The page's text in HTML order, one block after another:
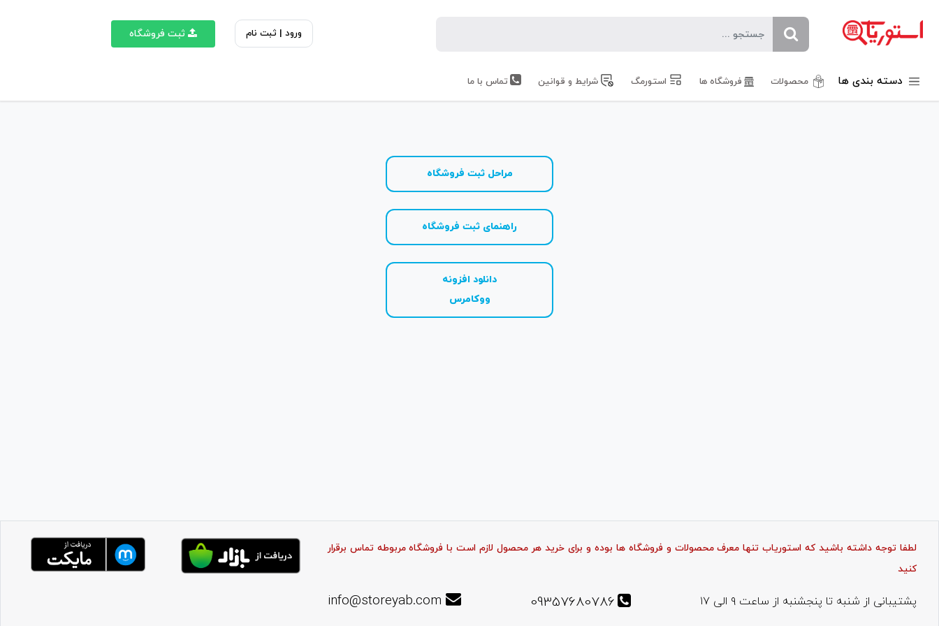
ورود | ثبت نام ثبت فروشگاه
دسته بندی ها محصولات فروشگاه ها استورمگ شرایط و قوانین تماس با ما
مراحل ثبت فروشگاه
راهنمای ثبت فروشگاه
دانلود افزونه
ووکامرس
لطفا توجه داشته باشید که استوریاب تنها معرف محصولات و فروشگاه ها بوده و برای خرید هر محصول لازم است با فروشگاه مربوطه تماس برقرار
کنید
پشتیبانی از شنبه تا پنجشنبه از ساعت ۹ الی ۱۷ 09357680786